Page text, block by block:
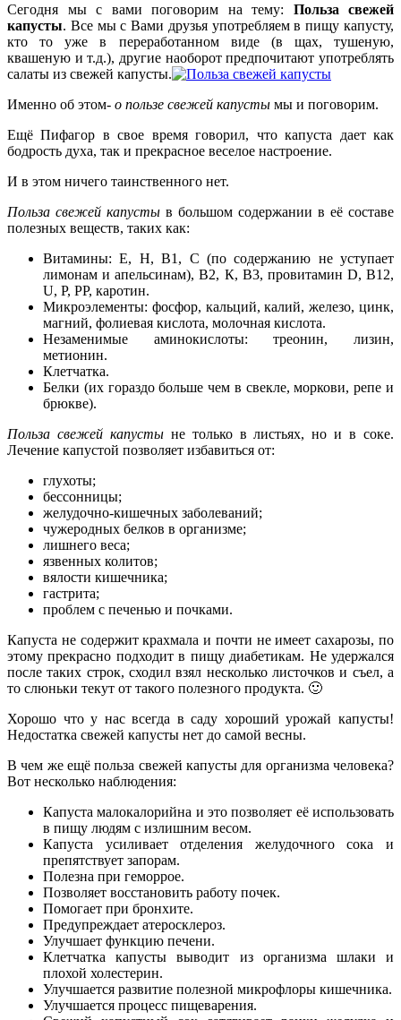
Сегодня мы с вами поговорим на тему: Польза свежей
капусты. Все мы с Вами друзья употребляем в пищу капусту,
кто то уже в переработанном виде (в щах, тушеную,
квашеную и т.д.), другие наоборот предпочитают употреблять
салаты из свежей капусты.
Именно об этом- о пользе свежей капусты мы и поговорим.
Ещё Пифагор в свое время говорил, что капуста дает как
бодрость духа, так и прекрасное веселое настроение.
И в этом ничего таинственного нет.
Польза свежей капусты в большом содержании в её составе
полезных веществ, таких как:
Витамины: Е, Н, В1, С (по содержанию не уступает
лимонам и апельсинам), В2, К, В3, провитамин D, В12,
U, Р, РР, каротин.
Микроэлементы: фосфор, кальций, калий, железо, цинк,
магний, фолиевая кислота, молочная кислота.
Незаменимые аминокислоты: треонин, лизин,
метионин.
Клетчатка.
Белки (их гораздо больше чем в свекле, моркови, репе и
брюкве).
Польза свежей капустыне только в листьях, но и в соке.
Лечение капустой позволяет избавиться от:
глухоты;
бессонницы;
желудочно-кишечных заболеваний;
чужеродных белков в организме;
лишнего веса;
язвенных колитов;
вялости кишечника;
гастрита;
проблем с печенью и почками.
Капуста не содержит крахмала и почти не имеет сахарозы, по
этому прекрасно подходит в пищу диабетикам. Не удержался
после таких строк, сходил взял несколько листочков и съел, а
то слюньки текут от такого полезного продукта. 🙂
Хорошо что у нас всегда в саду хороший урожай капусты!
Недостатка свежей капусты нет до самой весны.
В чем же ещё польза свежей капусты для организма человека?
Вот несколько наблюдения:
Капуста малокалорийна и это позволяет её использовать
в пищу людям с излишним весом.
Капуста усиливает отделения желудочного сока и
препятствует запорам.
Полезна при геморрое.
Позволяет восстановить работу почек.
Помогает при бронхите.
Предупреждает атеросклероз.
Улучшает функцию печени.
Клетчатка капусты выводит из организма шлаки и
плохой холестерин.
Улучшается развитие полезной микрофлоры кишечника.
Улучшается процесс пищеварения.